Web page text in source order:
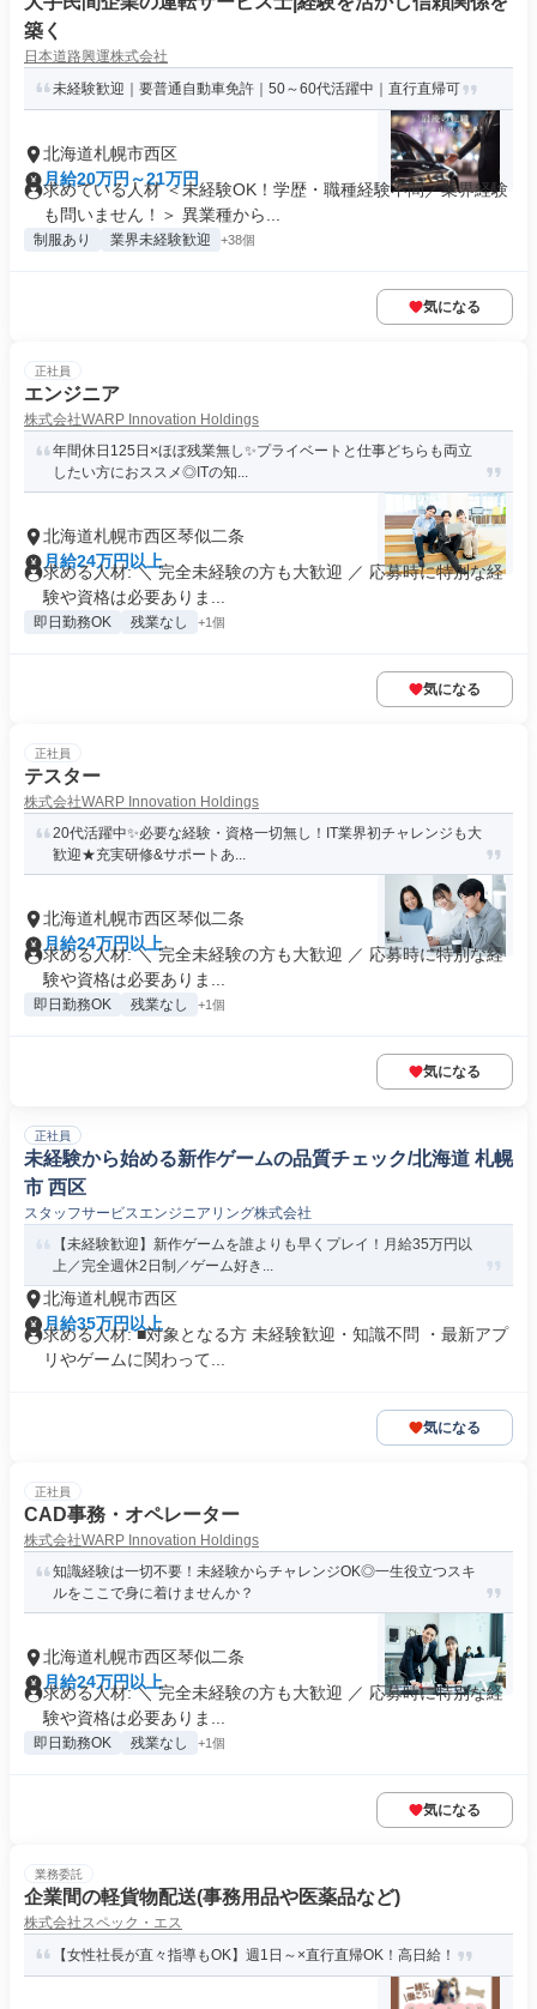
築く
日本道路興運株式会社
未経験歓迎｜要普通自動車免許｜50～60代活躍中｜直行直帰可
北海道札幌市西区
月給20万円～21万円
求めている人材 ＜未経験OK！学歴・職種経験不問／業界経験
も問いません！＞ 異業種から...
制服あり 業界未経験歓迎 +38個
気になる
正社員
エンジニア
株式会社WARP Innovation Holdings
年間休日125日×ほぼ残業無し✨プライベートと仕事どちらも両立
したい方におススメ◎ITの知...
北海道札幌市西区琴似二条
月給24万円以上
求める人材: ＼ 完全未経験の方も大歓迎 ／ 応募時に特別な経
験や資格は必要ありま...
即日勤務OK 残業なし +1個
気になる
正社員
テスター
株式会社WARP Innovation Holdings
20代活躍中✨必要な経験・資格一切無し！IT業界初チャレンジも大
歓迎★充実研修&サポートあ...
北海道札幌市西区琴似二条
月給24万円以上
求める人材: ＼ 完全未経験の方も大歓迎 ／ 応募時に特別な経
験や資格は必要ありま...
即日勤務OK 残業なし +1個
気になる
正社員
未経験から始める新作ゲームの品質チェック/北海道 札幌
市 西区
スタッフサービスエンジニアリング株式会社
【未経験歓迎】新作ゲームを誰よりも早くプレイ！月給35万円以
上／完全週休2日制／ゲーム好き...
北海道札幌市西区
月給35万円以上
求める人材: ■対象となる方 未経験歓迎・知識不問 ・最新アプ
リやゲームに関わって...
気になる
正社員
CAD事務・オペレーター
株式会社WARP Innovation Holdings
知識経験は一切不要！未経験からチャレンジOK◎一生役立つスキ
ルをここで身に着けませんか？
北海道札幌市西区琴似二条
月給24万円以上
求める人材: ＼ 完全未経験の方も大歓迎 ／ 応募時に特別な経
験や資格は必要ありま...
即日勤務OK 残業なし +1個
気になる
業務委託
企業間の軽貨物配送(事務用品や医薬品など)
株式会社スペック・エス
【女性社長が直々指導もOK】週1日～×直行直帰OK！高日給！